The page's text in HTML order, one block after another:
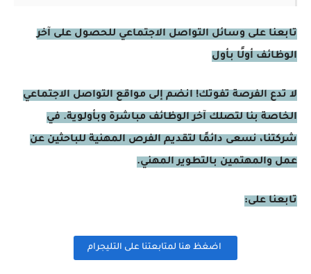
تابعنا على وسائل التواصل الاجتماعي للحصول على آخر
الوظائف أولًا بأول
لا تدع الفرصة تفوتك! انضم إلى مواقع التواصل الاجتماعي
الخاصة بنا لتصلك آخر الوظائف مباشرة وبأولوية. في
شركتنا، نسعى دائمًا لتقديم الفرص المهنية للباحثين عن
عمل والمهتمين بالتطوير المهني.
تابعنا على:
اضغظ هنا لمتابعتنا على التليجرام